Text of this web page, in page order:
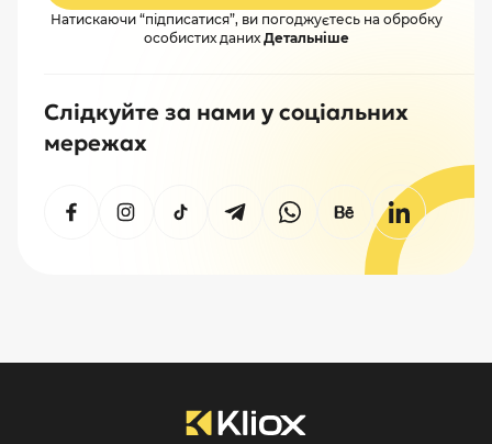
Натискаючи “підписатися”, ви погоджуєтесь на обробку
особистих даних Детальніше
Слідкуйте за нами у соціальних
мережах